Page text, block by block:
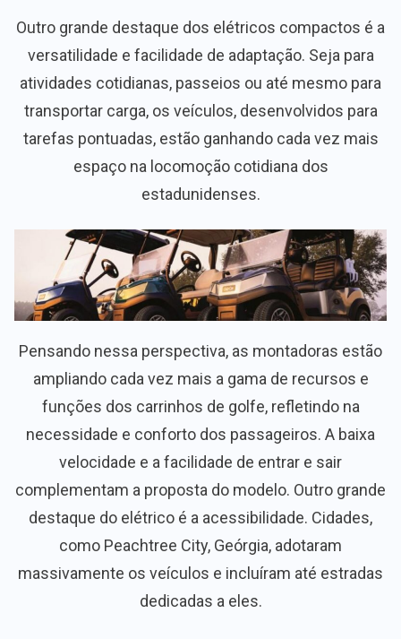
Outro grande destaque dos elétricos compactos é a
versatilidade e facilidade de adaptação. Seja para
atividades cotidianas, passeios ou até mesmo para
transportar carga, os veículos, desenvolvidos para
tarefas pontuadas, estão ganhando cada vez mais
espaço na locomoção cotidiana dos
estadunidenses.
Pensando nessa perspectiva, as montadoras estão
ampliando cada vez mais a gama de recursos e
funções dos carrinhos de golfe, refletindo na
necessidade e conforto dos passageiros. A baixa
velocidade e a facilidade de entrar e sair
complementam a proposta do modelo. Outro grande
destaque do elétrico é a acessibilidade. Cidades,
como Peachtree City, Geórgia, adotaram
massivamente os veículos e incluíram até estradas
dedicadas a eles.